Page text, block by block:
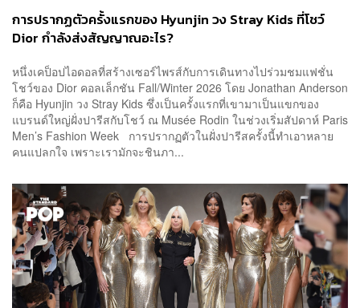
การปรากฏตัวครั้งแรกของ Hyunjin วง Stray Kids ที่โชว์
Dior กำลังส่งสัญญาณอะไร?
หนึ่งเคป็อปไอดอลที่สร้างเซอร์ไพรส์กับการเดินทางไปร่วมชมแฟชั่น
โชว์ของ Dior คอลเล็กชัน Fall/Winter 2026 โดย Jonathan Anderson
ก็คือ Hyunjin วง Stray Kids ซึ่งเป็นครั้งแรกที่เขามาเป็นแขกของ
แบรนด์ใหญ่ฝั่งปารีสกับโชว์ ณ Musée Rodin ในช่วงเริ่มสัปดาห์ Paris
Men’s Fashion Week การปรากฏตัวในฝั่งปารีสครั้งนี้ทำเอาหลาย
คนแปลกใจ เพราะเรามักจะชินภา...